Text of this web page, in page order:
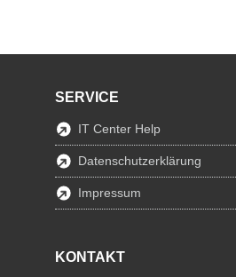
SERVICE
IT Center Help
Datenschutzerklärung
Impressum
KONTAKT